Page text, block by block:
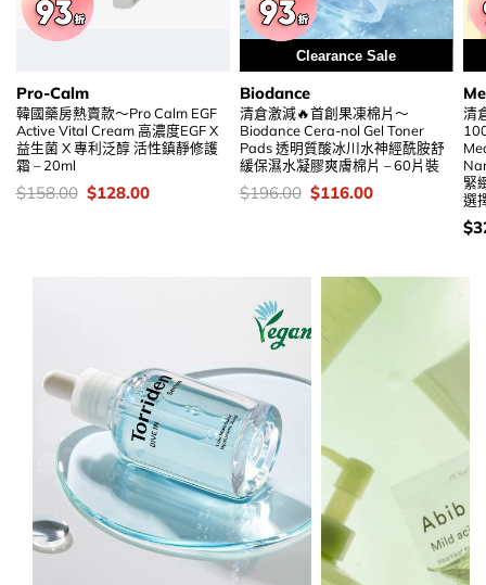
Pro-Calm
韓國藥房熱賣款～Pro Calm EGF
Active Vital Cream 高濃度EGF X
益生菌 X 專利泛醇 活性鎮靜修護
霜 – 20ml
價
$158.00 Original
$128.00Current
Clearance Sale
Biodance
清倉激減🔥首創果凍棉片～
Biodance Cera-nol Gel Toner
Pads 透明質酸冰川水神經酰胺舒
緩保濕水凝膠爽膚棉片 – 60片裝
價
$196.00 Original
$116.00Current
清
緊
選
價
$